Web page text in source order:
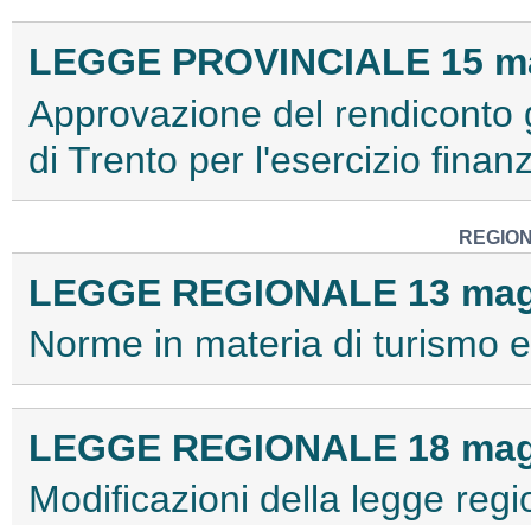
LEGGE PROVINCIALE 15
Approvazione del
di Trento per l'esercizio
LEGGE REGIONALE 13
Norme in materia di turismo
LEGGE REGIONALE 18
Modificazioni della legge